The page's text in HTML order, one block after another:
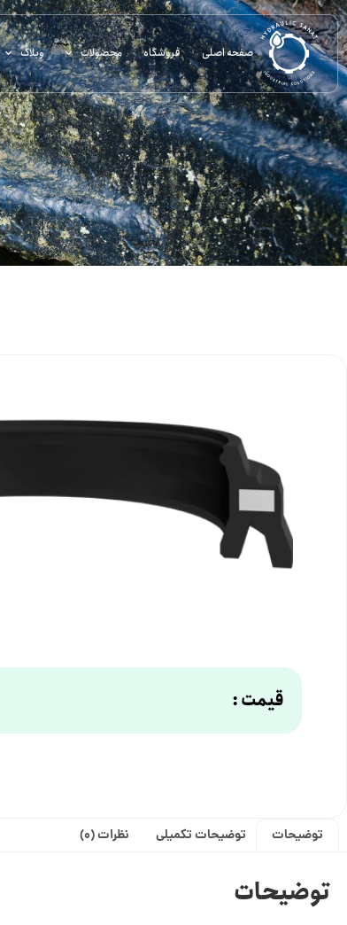
صفحه اصلی فروشگاه محصولات وبلاگ
قیمت :
توضیحات توضیحات تکمیلی نظرات (0)
توضیحات